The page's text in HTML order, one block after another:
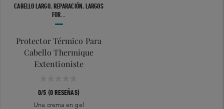
CABELLO LARGO, REPARACIÓN, LARGOS
FOR...
Protector Térmico Para
Cabello Thermique
Extentioniste
0/5 (0 RESEÑAS)
Una crema en gel